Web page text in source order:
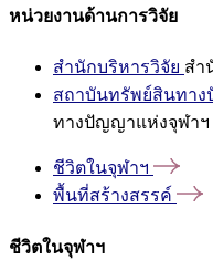
หน่วยงานด้านการวิจัย
สำนักบริหารวิจัย สำ
สถาบันทรัพย์สินทา
ทางปัญญาแห่งจุฬาฯ
ชีวิตในจุฬาฯ
พื้นที่สร้างสรรค์
ชีวิตในจุฬาฯ